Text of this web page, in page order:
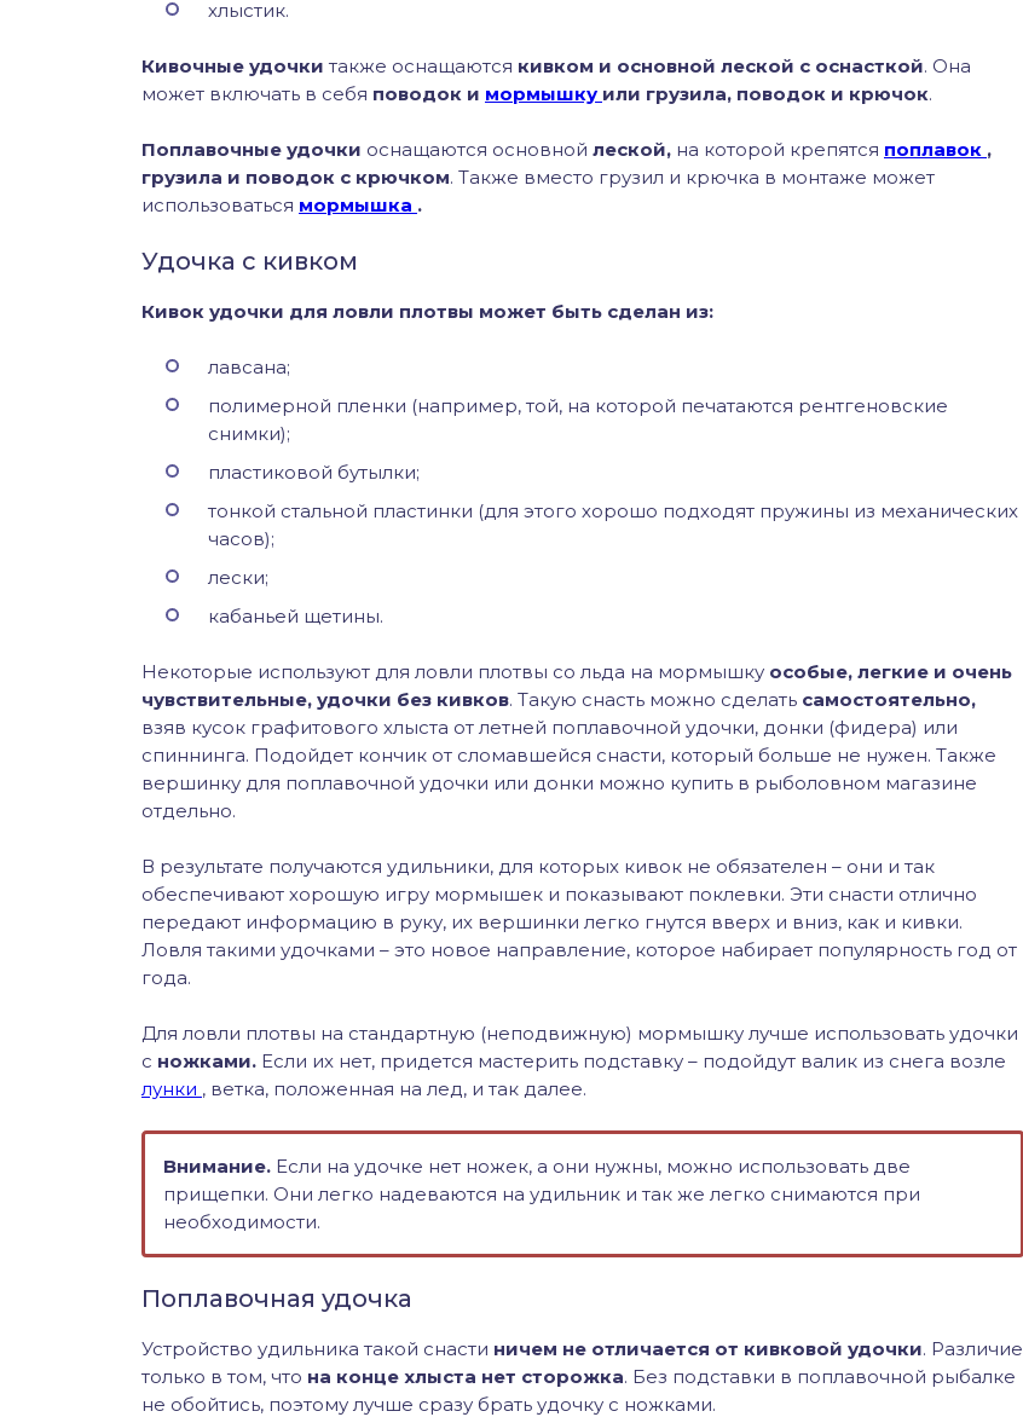
хлыстик.
Кивочные удочки также оснащаются кивком и основной леской с оснасткой. Она
может включать в себя поводок и мормышку или грузила, поводок и крючок.
Поплавочные удочки оснащаются основной леской, на которой крепятся поплавок ,
грузила и поводок с крючком. Также вместо грузил и крючка в монтаже может
использоваться мормышка .
Удочка с кивком
Кивок удочки для ловли плотвы может быть сделан из:
лавсана;
полимерной пленки (например, той, на которой печатаются рентгеновские
снимки);
пластиковой бутылки;
тонкой стальной пластинки (для этого хорошо подходят пружины из механических
часов);
лески;
кабаньей щетины.
Некоторые используют для ловли плотвы со льда на мормышку особые, легкие и очень
чувствительные, удочки без кивков. Такую снасть можно сделать самостоятельно,
взяв кусок графитового хлыста от летней поплавочной удочки, донки (фидера) или
спиннинга. Подойдет кончик от сломавшейся снасти, который больше не нужен. Также
вершинку для поплавочной удочки или донки можно купить в рыболовном магазине
отдельно.
В результате получаются удильники, для которых кивок не обязателен – они и так
обеспечивают хорошую игру мормышек и показывают поклевки. Эти снасти отлично
передают информацию в руку, их вершинки легко гнутся вверх и вниз, как и кивки.
Ловля такими удочками – это новое направление, которое набирает популярность год от
года.
Для ловли плотвы на стандартную (неподвижную) мормышку лучше использовать удочки
с ножками. Если их нет, придется мастерить подставку – подойдут валик из снега возле
лунки , ветка, положенная на лед, и так далее.
Внимание. Если на удочке нет ножек, а они нужны, можно использовать две
прищепки. Они легко надеваются на удильник и так же легко снимаются при
необходимости.
Поплавочная удочка
Устройство удильника такой снасти ничем не отличается от кивковой удочки. Различие
только в том, что на конце хлыста нет сторожка. Без подставки в поплавочной рыбалке
не обойтись, поэтому лучше сразу брать удочку с ножками.